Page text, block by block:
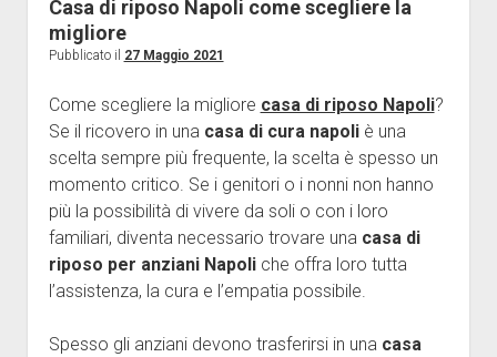
Professioni
Scienza
Senza categoria
Sport
Tecnologia
Viaggi
Casa di riposo Napoli come scegliere la
migliore
Pubblicato il 27 Maggio 2021
Come scegliere la migliore casa di riposo Napoli?
Se il ricovero in una casa di cura napoli è una
scelta sempre più frequente, la scelta è spesso un
momento critico. Se i genitori o i nonni non hanno
più la possibilità di vivere da soli o con i loro
familiari, diventa necessario trovare una casa di
riposo per anziani Napoliche offra loro tutta
l’assistenza, la cura e l’empatia possibile.
Spesso gli anziani devono trasferirsi in una casa